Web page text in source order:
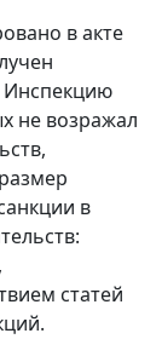
в акте
Инспекцию
не возражал
в
статей